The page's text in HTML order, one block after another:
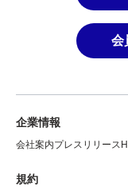
会
企業情報
会社案内プレスリリース
規約